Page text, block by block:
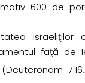
600 de
faţă de